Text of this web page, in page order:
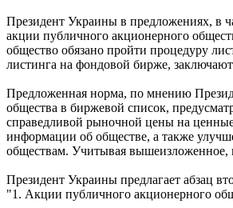
Президент Украины в предложениях, в
акции публичного акционерного
общество обязано пройти процедуру
листинга на фондовой бирже,
Предложенная норма, по мнению
общества в биржевой список,
справедливой рыночной цены на
информации об обществе, а также
обществам. Учитывая вышеизложенное,
Президент Украины предлагает абзац
"1. Акции публичного акционерного